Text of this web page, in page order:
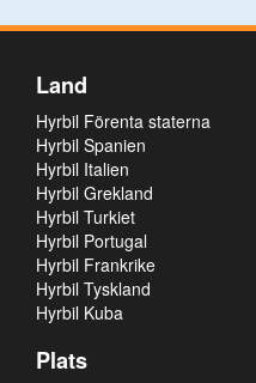
Land
Hyrbil Förenta staterna
Hyrbil Spanien
Hyrbil Italien
Hyrbil Grekland
Hyrbil Turkiet
Hyrbil Portugal
Hyrbil Frankrike
Hyrbil Tyskland
Hyrbil Kuba
Plats